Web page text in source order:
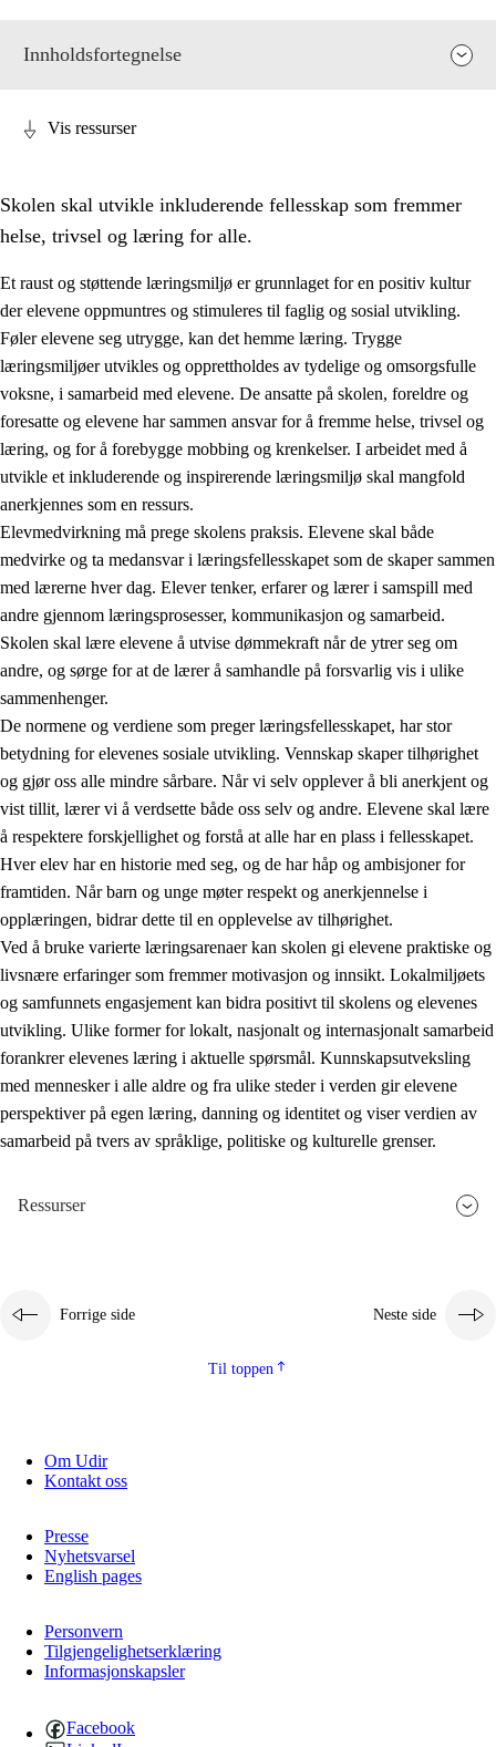
Innholdsfortegnelse
3. Prinsipper for skolens praksis
3.1 Et inkluderende læringsmiljø
3.2 Undervisning og tilpasset opplæring
3.3 Samarbeid mellom hjem og skole
3.4 Opplæring i lærebedrift og arbeidsliv
3.5 Profesjonsfellesskap og skoleutvikling
Vis ressurser
Skolen skal utvikle inkluderende fellesskap som fremmer
helse, trivsel og læring for alle.
Et raust og støttende læringsmiljø er grunnlaget for en positiv kultur
der elevene oppmuntres og stimuleres til faglig og sosial utvikling.
Føler elevene seg utrygge, kan det hemme læring. Trygge
læringsmiljøer utvikles og opprettholdes av tydelige og omsorgsfulle
voksne, i samarbeid med elevene. De ansatte på skolen, foreldre og
foresatte og elevene har sammen ansvar for å fremme helse, trivsel og
læring, og for å forebygge mobbing og krenkelser. I arbeidet med å
utvikle et inkluderende og inspirerende læringsmiljø skal mangfold
anerkjennes som en ressurs.
Elevmedvirkning må prege skolens praksis. Elevene skal både
medvirke og ta medansvar i læringsfellesskapet som de skaper sammen
med lærerne hver dag. Elever tenker, erfarer og lærer i samspill med
andre gjennom læringsprosesser, kommunikasjon og samarbeid.
Skolen skal lære elevene å utvise dømmekraft når de ytrer seg om
andre, og sørge for at de lærer å samhandle på forsvarlig vis i ulike
sammenhenger.
De normene og verdiene som preger læringsfellesskapet, har stor
betydning for elevenes sosiale utvikling. Vennskap skaper tilhørighet
og gjør oss alle mindre sårbare. Når vi selv opplever å bli anerkjent og
vist tillit, lærer vi å verdsette både oss selv og andre. Elevene skal lære
å respektere forskjellighet og forstå at alle har en plass i fellesskapet.
Hver elev har en historie med seg, og de har håp og ambisjoner for
framtiden. Når barn og unge møter respekt og anerkjennelse i
opplæringen, bidrar dette til en opplevelse av tilhørighet.
Ved å bruke varierte læringsarenaer kan skolen gi elevene praktiske og
livsnære erfaringer som fremmer motivasjon og innsikt. Lokalmiljøets
og samfunnets engasjement kan bidra positivt til skolens og elevenes
utvikling. Ulike former for lokalt, nasjonalt og internasjonalt samarbeid
forankrer elevenes læring i aktuelle spørsmål. Kunnskapsutveksling
med mennesker i alle aldre og fra ulike steder i verden gir elevene
perspektiver på egen læring, danning og identitet og viser verdien av
samarbeid på tvers av språklige, politiske og kulturelle grenser.
Ressurser
Forrige side Neste side
Til toppen
Om Udir
Kontakt oss
Presse
Nyhetsvarsel
English pages
Personvern
Tilgjengelighetserklæring
Informasjonskapsler
Facebook